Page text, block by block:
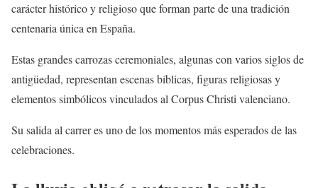
carácter histórico y religioso que forman parte de una tradición
centenaria única en España.
Estas grandes carrozas ceremoniales, algunas con varios siglos de
antigüedad, representan escenas bíblicas, figuras religiosas y
elementos simbólicos vinculados al Corpus Christi valenciano.
Su salida al carrer es uno de los momentos más esperados de las
celebraciones.